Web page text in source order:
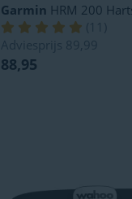
Garmin HRM 200
(
Adviesprijs 89,99
88,95